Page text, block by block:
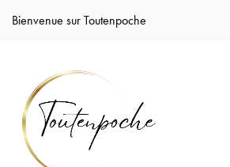
Bienvenue sur Toutenpoche